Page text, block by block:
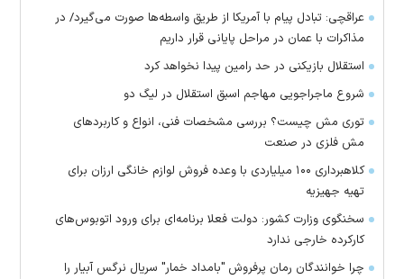
عراقچی: تبادل پیام با آمریکا از طریق واسطه‌ها صورت می‌گیرد/ در
مذاکرات با عمان در مراحل پایانی قرار داریم
استقلال بازیکنی در حد رامین پیدا نخواهد کرد
شروع ماجراجویی مهاجم اسبق استقلال در لیگ دو
توری مش چیست؟ بررسی مشخصات فنی، انواع و کاربردهای
مش فلزی در صنعت
کلاهبرداری ۱۰۰ میلیاردی با وعده فروش لوازم خانگی ارزان برای
تهیه جهیزیه
سخنگوی وزارت کشور: دولت فعلا برنامه‌ای برای ورود اتوبوس‌های
کارکرده خارجی ندارد
چرا خوانندگان رمان پرفروش "بامداد خمار" سریال نرگس آبیار را